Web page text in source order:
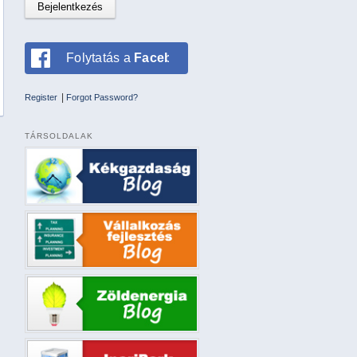
Folytatás a Facebookkal
Register Forgot Password?
TÁRSOLDALAK